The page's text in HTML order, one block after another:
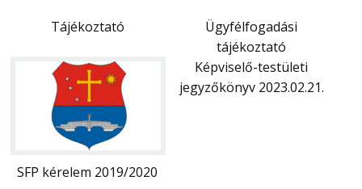
Tájékoztató
Ügyfélfogadási
tájékoztató
SFP kérelem 2019/2020
Képviselő-testületi
jegyzőkönyv 2023.02.21.